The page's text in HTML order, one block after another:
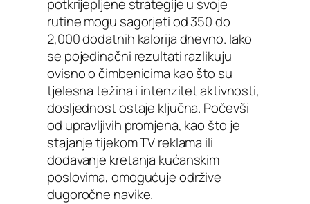
potkrijepljene strategije u svoje
rutine mogu sagorjeti od 350 do
2,000 dodatnih kalorija dnevno. Iako
se pojedinačni rezultati razlikuju
ovisno o čimbenicima kao što su
tjelesna težina i intenzitet aktivnosti,
dosljednost ostaje ključna. Počevši
od upravljivih promjena, kao što je
stajanje tijekom TV reklama ili
dodavanje kretanja kućanskim
poslovima, omogućuje održive
dugoročne navike.